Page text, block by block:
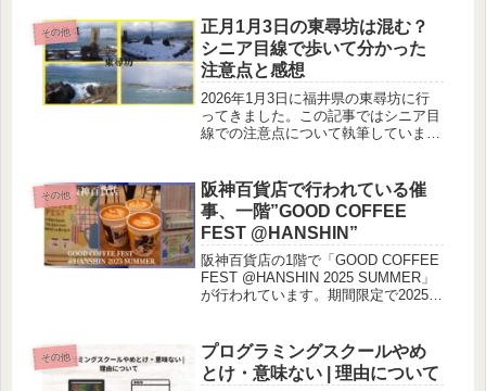
その他
正月1月3日の東尋坊は混む？
シニア目線で歩いて分かった
注意点と感想
2026年1月3日に福井県の東尋坊に行
ってきました。この記事ではシニア目
線での注意点について執筆していま
その他
阪神百貨店で行われている催
事、一階”GOOD COFFEE
FEST @HANSHIN”
阪神百貨店の1階で「GOOD COFFEE
FEST @HANSHIN 2025 SUMMER」
が行われています。期間限定で2025年
トです。
その他
プログラミングスクールやめ
とけ・意味ない | 理由について